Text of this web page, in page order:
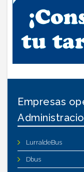
Empresas
LurraldeBus
Dbus